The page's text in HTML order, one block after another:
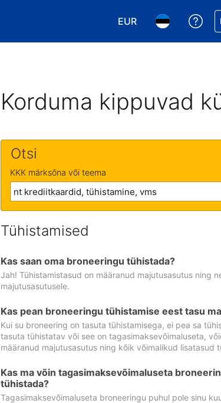
EUR
Vali valuuta.Vali keel.
Korduma kippuvad
Otsi
KKK märksõna või teema
Tühistamised
Kas saan oma broneeringu tühistada?
Jah! Tühistamistasud on määranud majutusasutus ning
majutusasutusele.
Kas pean broneeringu tühistamise eest tasu
Kui su broneering on tasuta tühistamisega, ei pea sa
tasuta tühistatav või see on tagasimaksevõimaluseta,
määranud majutusasutus ning kõik võimalikud lisatasud
Kas ma võin tagasimaksevõimaluseta
tühistada?
Tagasimaksevõimaluseta broneeringu puhul pole sinu